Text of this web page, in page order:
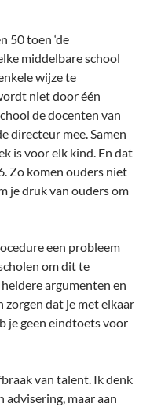
50 toen ‘de
middelbare school
wijze te
niet door één
de docenten van
directeur mee. Samen
is voor elk kind. En dat
Zo komen ouders niet
je druk van ouders om
een probleem
om dit te
argumenten en
zorgen dat je met elkaar
je geen eindtoets voor
van talent. Ik denk
advisering, maar aan